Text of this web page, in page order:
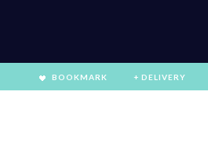
BOOKMARK + DELIVERY